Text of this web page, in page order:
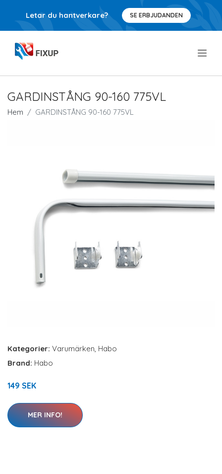
Letar du hantverkare? SE ERBJUDANDEN
GARDINSTÅNG 90-160 775VL
Hem GARDINSTÅNG 90-160 775VL
Kategorier: Varumärken, Habo
Brand: Habo
149 SEK
MER INFO!